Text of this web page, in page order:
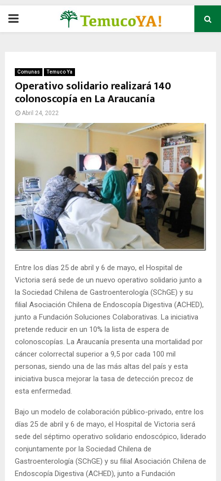
P
M
A
M
E
Comunas Temuco Ya
Operativo solidario realizará 140
colonoscopía en La Araucanía
Abril 24, 2022
Entre los días 25 de abril y 6 de mayo, el Hospital de
Victoria será sede de un nuevo operativo solidario junto a
la Sociedad Chilena de Gastroenterología (SChGE) y su
filial Asociación Chilena de Endoscopía Digestiva (ACHED),
junto a Fundación Soluciones Colaborativas. La iniciativa
pretende reducir en un 10% la lista de espera de
colonoscopías. La Araucanía presenta una mortalidad por
cáncer colorrectal superior a 9,5 por cada 100 mil
personas, siendo una de las más altas del país y esta
iniciativa busca mejorar la tasa de detección precoz de
esta enfermedad.
Bajo un modelo de colaboración público-privado, entre los
días 25 de abril y 6 de mayo, el Hospital de Victoria será
sede del séptimo operativo solidario endoscópico, liderado
conjuntamente por la Sociedad Chilena de
Gastroenterología (SChGE) y su filial Asociación Chilena de
Endoscopía Digestiva (ACHED), junto a Fundación